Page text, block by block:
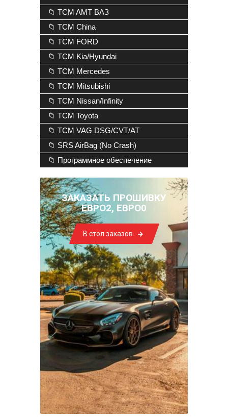
📁 TCM AMT ВАЗ
📁 TCM China
📁 TCM FORD
📁 TCM Kia/Hyundai
📁 TCM Mercedes
📁 TCM Mitsubishi
📁 TCM Nissan/Infinity
📁 TCM Toyota
📁 TCM VAG DSG/CVT/AT
📁 SRS AirBag (No Crash)
📁 Программное обеспечение
ЗАКАЗАТЬ ПРОШИВКУ
ЕВРО2, ЕВРО0
В стол заказов